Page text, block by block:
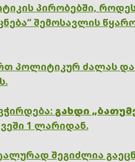
პირობებში,
შემოსავლის
პოლიტიკურ ძალას და
გახდი
1 ლარიდან.
შეგიძლია